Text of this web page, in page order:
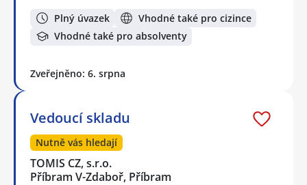
Plný úvazek
Vhodné také pro cizince
Vhodné také pro absolventy
Zveřejněno: 6. srpna
Vedoucí skladu
Nutně vás hledají
TOMIS CZ, s.r.o.
Příbram V-Zdaboř, Příbram